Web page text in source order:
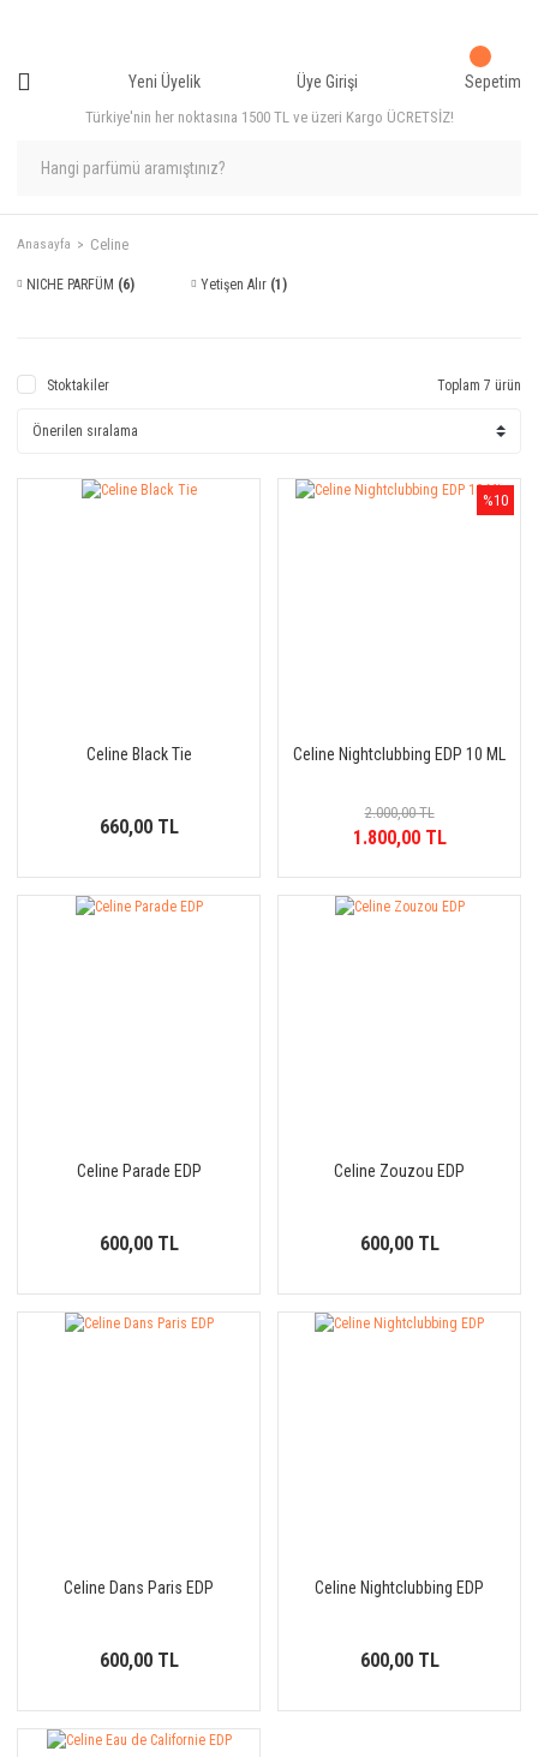
Türkiye'nin her noktasına 1500 TL ve üzeri Kargo ÜCRETSİZ!
Yeni Üyelik Üye Girişi Sepetim
Anasayfa Celine
NICHE PARFÜM (6) Yetişen Alır (1)
Stoktakiler Toplam 7 ürün
Celine Black Tie
660,00 TL
%10
Celine Nightclubbing EDP 10 ML
2.000,00 TL
1.800,00 TL
Celine Parade EDP
600,00 TL
Celine Zouzou EDP
600,00 TL
Celine Dans Paris EDP
600,00 TL
Celine Nightclubbing EDP
600,00 TL